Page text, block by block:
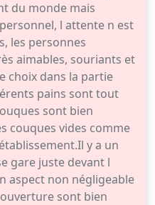
du monde mais
l attente n est
les personnes
aimables, souriants et
choix dans la partie
pains sont tout
sont bien
couques vides comme
y a un
gare juste devant l
aspect non négligeable
sont bien